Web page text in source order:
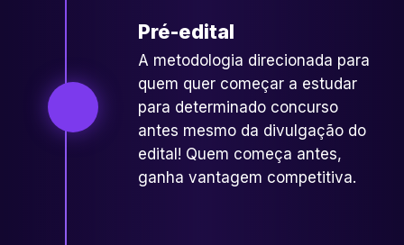
Pré-edital
A metodologia direcionada para
quem quer começar a estudar
para determinado concurso
antes mesmo da divulgação do
edital! Quem começa antes,
ganha vantagem competitiva.